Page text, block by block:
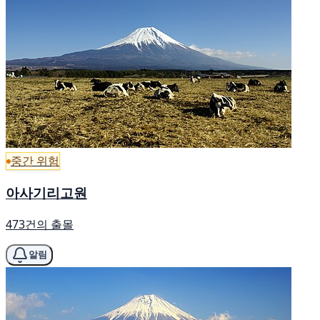
중간 위험
아사기리고원
473건의 출몰
알림